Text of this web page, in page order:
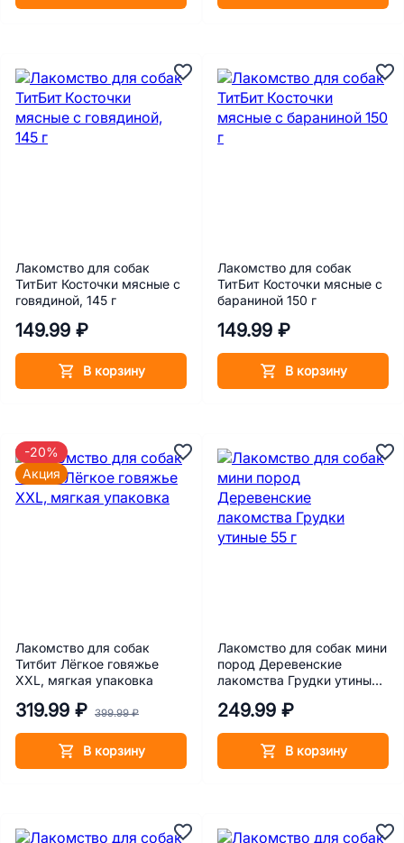
Лакомство для собак
ТитБит Косточки мясные с
говядиной, 145 г
149.99 ₽
В корзину
Лакомство для собак
ТитБит Косточки мясные с
бараниной 150 г
149.99 ₽
В корзину
Лакомство для собак
Титбит Лёгкое говяжье
XXL, мягкая упаковка
319.99 ₽ 399.99 ₽
В корзину
-20%
Акция
Лакомство для собак мини
пород Деревенские
лакомства Грудки утиные
249.99 ₽
В корзину